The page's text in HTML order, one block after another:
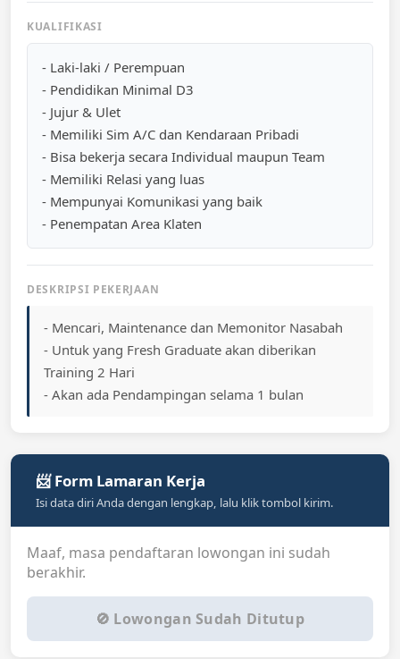
KUALIFIKASI
- Laki-laki / Perempuan
- Pendidikan Minimal D3
- Jujur & Ulet
- Memiliki Sim A/C dan Kendaraan Pribadi
- Bisa bekerja secara Individual maupun Team
- Memiliki Relasi yang luas
- Mempunyai Komunikasi yang baik
- Penempatan Area Klaten
DESKRIPSI PEKERJAAN
- Mencari, Maintenance dan Memonitor Nasabah
- Untuk yang Fresh Graduate akan diberikan
Training 2 Hari
- Akan ada Pendampingan selama 1 bulan
📨 Form Lamaran Kerja
Isi data diri Anda dengan lengkap, lalu klik tombol kirim.
Maaf, masa pendaftaran lowongan ini sudah
berakhir.
🚫 Lowongan Sudah Ditutup